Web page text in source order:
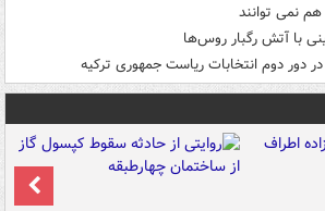
هم نمی توانند
با آتش رگبار روس‌ها
دور دوم انتخابات ریاست جمهوری ترکیه